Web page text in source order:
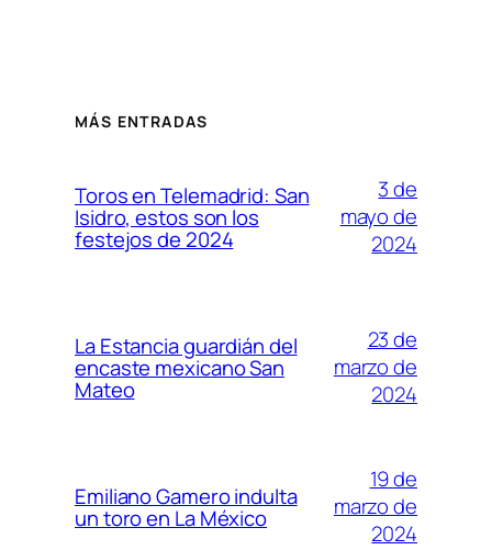
MÁS ENTRADAS
Toros en Telemadrid: San
Isidro, estos son los
festejos de 2024
3 de
mayo de
2024
La Estancia guardián del
encaste mexicano San
Mateo
23 de
marzo de
2024
Emiliano Gamero indulta
un toro en La México
19 de
marzo de
2024